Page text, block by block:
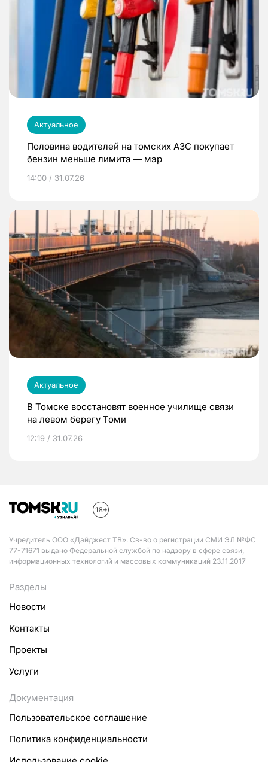
Актуальное
Половина водителей на томских АЗС покупает
бензин меньше лимита — мэр
14:00 / 31.07.26
Актуальное
В Томске восстановят военное училище связи
на левом берегу Томи
12:19 / 31.07.26
Учредитель ООО «Дайджест ТВ». Св-во о регистрации СМИ ЭЛ №ФС
77-71671 выдано Федеральной службой по надзору в сфере связи,
информационных технологий и массовых коммуникаций 23.11.2017
Разделы
Новости
Контакты
Проекты
Услуги
Документация
Пользовательское соглашение
Политика конфиденциальности